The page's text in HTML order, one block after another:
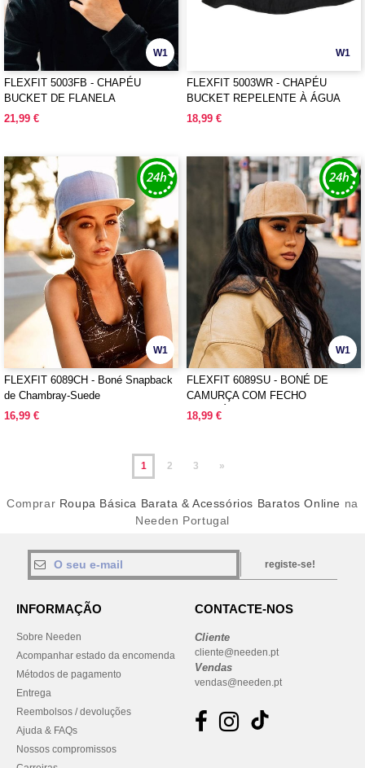
W1
FLEXFIT 5003FB - CHAPÉU
BUCKET DE FLANELA
21,99 €
W1
FLEXFIT 5003WR - CHAPÉU
BUCKET REPELENTE À ÁGUA
18,99 €
W1
FLEXFIT 6089CH - Boné Snapback
de Chambray-Suede
16,99 €
W1
FLEXFIT 6089SU - BONÉ DE
CAMURÇA COM FECHO
AJUSTÁVEL
18,99 €
1 2 3 »
Comprar Roupa Básica Barata & Acessórios Baratos Online na
Needen Portugal
registe-se!
INFORMAÇÃO
Sobre Needen
Acompanhar estado da encomenda
Métodos de pagamento
Entrega
Reembolsos / devoluções
Ajuda & FAQs
Nossos compromissos
CONTACTE-NOS
Cliente
cliente@needen.pt
Vendas
vendas@needen.pt